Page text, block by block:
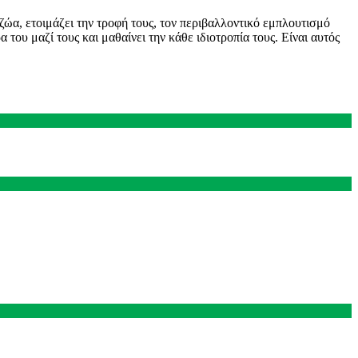
ετοιμάζει την τροφή τους, τον περιβαλλοντικό εμπλουτισμό
μαζί τους και μαθαίνει την κάθε ιδιοτροπία τους. Είναι αυτός